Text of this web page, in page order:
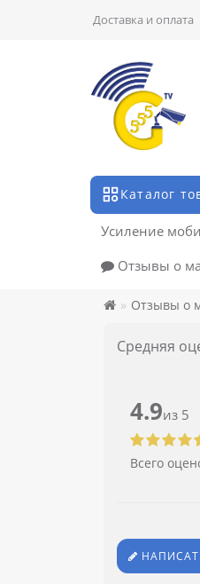
Доставка и оплата
Каталог
Усиление
Отзывы о
Отзывы о
Средняя
4.9из 5
Всего